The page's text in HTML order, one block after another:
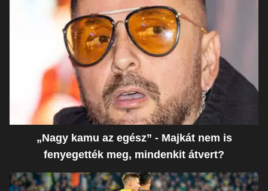
„Nagy kamu az egész” - Majkát nem is
fenyegették meg, mindenkit átvert?